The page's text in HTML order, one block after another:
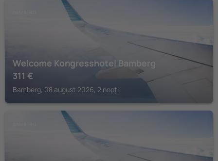
Welcome Kongresshotel Bamberg
311 €
Bamberg, 08 august 2026, 2 nopți